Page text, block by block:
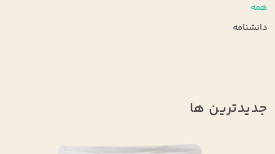
همه
دانشنامه
جدیدترین ها